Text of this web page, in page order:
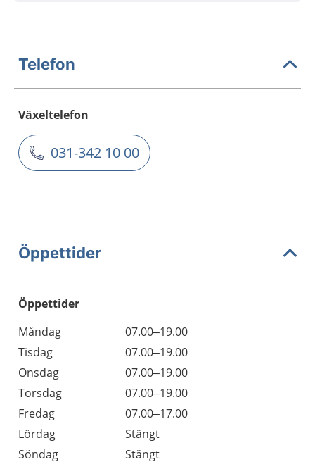
Telefon
Växeltelefon
031-342 10 00
Öppettider
Öppettider
Dag
Öppettider
Kommentarer
Måndag
07.00–19.00
Tisdag
07.00–19.00
Onsdag
07.00–19.00
Torsdag
07.00–19.00
Fredag
07.00–17.00
Lördag
Stängt
Söndag
Stängt